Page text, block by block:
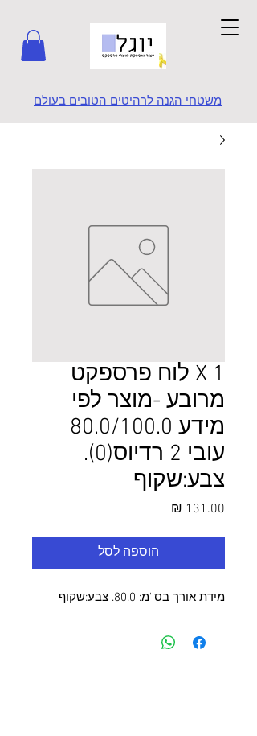
משטחי הגנה לרהיטים הטובים בעולם
1 X לוח פרספקט
מרובע -מוצר לפי
מידע 80.0/100.0
עובי 2 רדיוס(0).
צבע:שקוף
הוספה לסל
מידת אורך בס''מ: 80.0. צבע:שקוף